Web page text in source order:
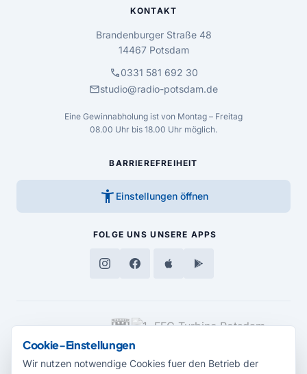
KONTAKT
Brandenburger Straße 48
14467 Potsdam
call0331 581 692 30
mailstudio@radio-potsdam.de
Eine Gewinnabholung ist von Montag – Freitag
08.00 Uhr bis 18.00 Uhr möglich.
BARRIEREFREIHEIT
accessibility_new Einstellungen öffnen
FOLGE UNS UNSERE APPS
MEDIENPARTNER
Cookie-Einstellungen
Wir nutzen notwendige Cookies fuer den Betrieb der